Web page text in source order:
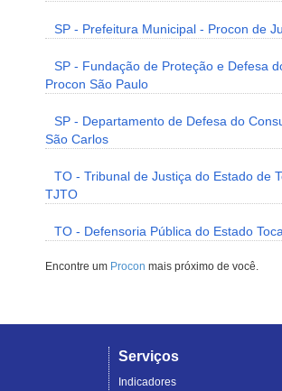
SP - Prefeitura Municipal - Procon de
SP - Fundação de Proteção e Defesa
Procon São Paulo
SP - Departamento de Defesa do
São Carlos
TO - Tribunal de Justiça do Estado de
TJTO
TO - Defensoria Pública do Estado
Encontre um Procon mais próximo de você.
Serviços
Indicadores